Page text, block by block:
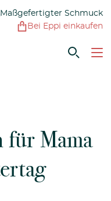
Maßgefertigter Schmuck
Bei Eppi einkaufen
für Mama